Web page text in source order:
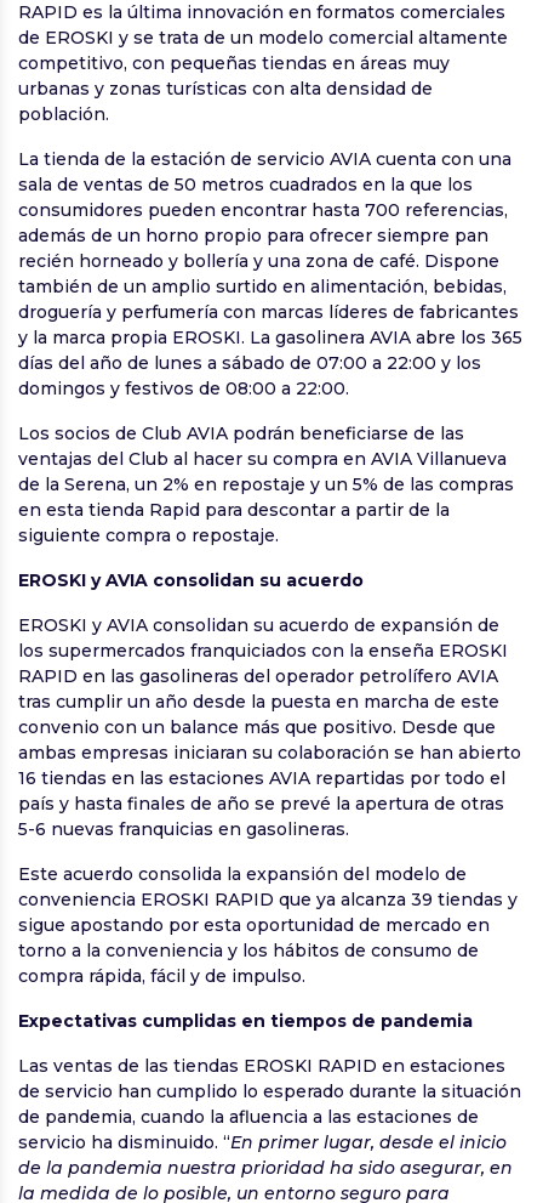
RAPID es la última innovación en formatos comerciales
de EROSKI y se trata de un modelo comercial altamente
competitivo, con pequeñas tiendas en áreas muy
urbanas y zonas turísticas con alta densidad de
población.
La tienda de la estación de servicio AVIA cuenta con una
sala de ventas de 50 metros cuadrados en la que los
consumidores pueden encontrar hasta 700 referencias,
además de un horno propio para ofrecer siempre pan
recién horneado y bollería y una zona de café. Dispone
también de un amplio surtido en alimentación, bebidas,
droguería y perfumería con marcas líderes de fabricantes
y la marca propia EROSKI. La gasolinera AVIA abre los 365
días del año de lunes a sábado de 07:00 a 22:00 y los
domingos y festivos de 08:00 a 22:00.
Los socios de Club AVIA podrán beneficiarse de las
ventajas del Club al hacer su compra en AVIA Villanueva
de la Serena, un 2% en repostaje y un 5% de las compras
en esta tienda Rapid para descontar a partir de la
siguiente compra o repostaje.
EROSKI y AVIA consolidan su acuerdo
EROSKI y AVIA consolidan su acuerdo de expansión de
los supermercados franquiciados con la enseña EROSKI
RAPID en las gasolineras del operador petrolífero AVIA
tras cumplir un año desde la puesta en marcha de este
convenio con un balance más que positivo. Desde que
ambas empresas iniciaran su colaboración se han abierto
16 tiendas en las estaciones AVIA repartidas por todo el
país y hasta finales de año se prevé la apertura de otras
5-6 nuevas franquicias en gasolineras.
Este acuerdo consolida la expansión del modelo de
conveniencia EROSKI RAPID que ya alcanza 39 tiendas y
sigue apostando por esta oportunidad de mercado en
torno a la conveniencia y los hábitos de consumo de
compra rápida, fácil y de impulso.
Expectativas cumplidas en tiempos de pandemia
Las ventas de las tiendas EROSKI RAPID en estaciones
de servicio han cumplido lo esperado durante la situación
de pandemia, cuando la afluencia a las estaciones de
servicio ha disminuido. “En primer lugar, desde el inicio
de la pandemia nuestra prioridad ha sido asegurar, en
la medida de lo posible, un entorno seguro para